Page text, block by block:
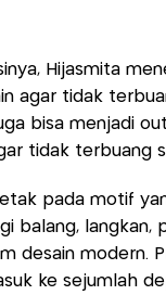
Hijasmita
agar tidak
bisa menjadi
tidak terbuang
pada motif
balang, langkan,
desain modern.
ke sejumlah